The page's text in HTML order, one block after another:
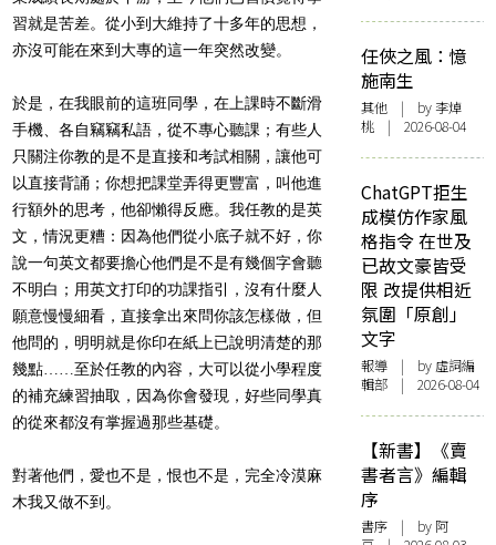
習就是苦差。從小到大維持了十多年的思想，
亦沒可能在來到大專的這一年突然改變。
於是，在我眼前的這班同學，在上課時不斷滑
手機、各自竊竊私語，從不專心聽課；有些人
只關注你教的是不是直接和考試相關，讓他可
以直接背誦；你想把課堂弄得更豐富，叫他進
行額外的思考，他卻懶得反應。我任教的是英
文，情況更糟：因為他們從小底子就不好，你
說一句英文都要擔心他們是不是有幾個字會聽
不明白；用英文打印的功課指引，沒有什麼人
願意慢慢細看，直接拿出來問你該怎樣做，但
他問的，明明就是你印在紙上已說明清楚的那
幾點……至於任教的內容，大可以從小學程度
的補充練習抽取，因為你會發現，好些同學真
的從來都沒有掌握過那些基礎。
對著他們，愛也不是，恨也不是，完全冷漠麻
木我又做不到。
任俠之風：憶
施南生
其他 | by 李焯
桃 | 2026-08-04
ChatGPT拒生
成模仿作家風
格指令 在世及
已故文豪皆受
限 改提供相近
氛圍「原創」
文字
報導 | by 虛詞編
輯部 | 2026-08-04
【新書】《賣
書者言》編輯
序
書序 | by 阿